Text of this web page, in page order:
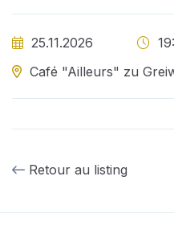
25.11.2026
Café "Ailleurs" zu
Retour au listing